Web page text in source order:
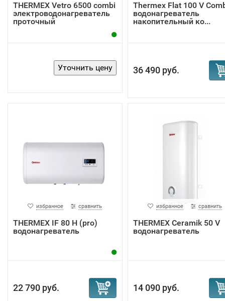
THERMEX Vetro 6500 combi
электроводонагреватель
проточный
Thermex Flat 100 V
водонагреватель
накопительный ко...
36 490 руб.
избранное сравнить
THERMEX IF 80 H (pro)
водонагреватель
22 790 руб.
избранное сравнить
THERMEX Ceramik 50 V
водонагреватель
14 090 руб.